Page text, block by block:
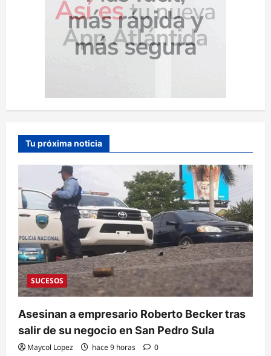
Tu próxima noticia
SUCESOS
Asesinan a empresario Roberto Becker tras
salir de su negocio en San Pedro Sula
Maycol Lopez hace 9 horas 0